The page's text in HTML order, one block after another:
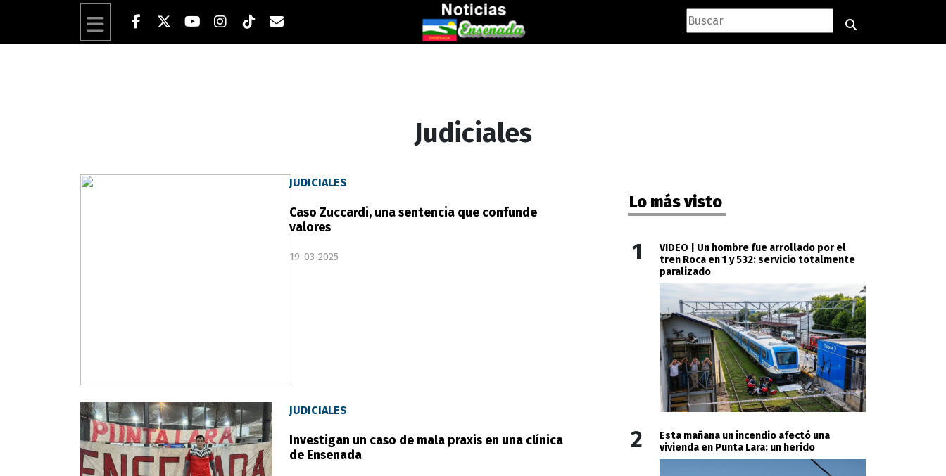
Judiciales
JUDICIALES
Caso Zuccardi, una sentencia que confunde
valores
19-03-2025
JUDICIALES
Investigan un caso de mala praxis en una clínica
de Ensenada
Lo más visto
1
VIDEO | Un hombre fue arrollado por el
tren Roca en 1 y 532: servicio totalmente
paralizado
2
Esta mañana un incendio afectó una
vivienda en Punta Lara: un herido